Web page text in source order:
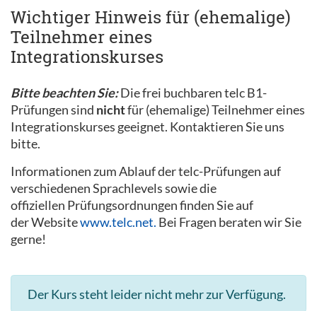
Wichtiger Hinweis für (ehemalige)
Teilnehmer eines
Integrationskurses
Bitte beachten Sie:Die frei buchbaren telc B1-
Prüfungen sind nichtfür (ehemalige) Teilnehmer eines
Integrationskurses geeignet. Kontaktieren Sie uns
bitte.
Informationen zum Ablauf der telc-Prüfungen auf
verschiedenen Sprachlevels sowie die
offiziellen Prüfungsordnungen finden Sie auf
der Websitewww.telc.net. Bei Fragen beraten wir Sie
gerne!
Der Kurs steht leider nicht mehr zur Verfügung.